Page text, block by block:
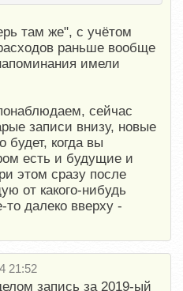
там же", с учётом
раньше вообще
имели
сейчас
записи внизу, новые
будет, когда вы
есть и будущие и
этом сразу после
от какого-нибудь
то далеко вверху -
21:52
запись за 2019-ый